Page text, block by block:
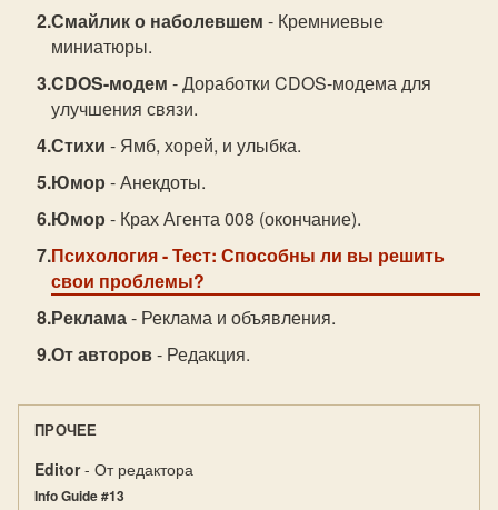
Смайлик о наболевшем - Кремниевые
миниатюры.
CDOS-модем - Доработки CDOS-модема для
улучшения связи.
Стихи - Ямб, хорей, и улыбка.
Юмор - Анекдоты.
Юмор - Крах Агента 008 (окончание).
Психология- Тест: Способны ли вы решить
свои проблемы?
Реклама- Реклама и объявления.
От авторов- Редакция.
ПРОЧЕЕ
Editor- От редактора
Info Guide #13